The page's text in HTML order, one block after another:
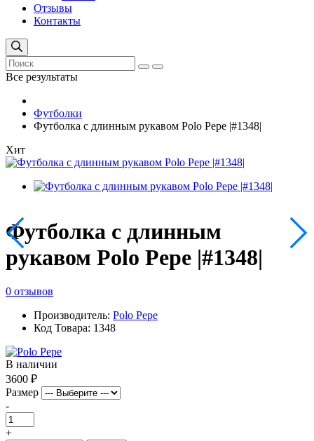
Отзывы
Контакты
Все результаты
Футболки
Футболка с длинным рукавом Polo Pepe |#1348|
Хит
Футболка с длинным
рукавом Polo Pepe |#1348|
0 отзывов
Производитель: Polo Pepe
Код Товара: 1348
В наличии
3600 ₽
Размер
-
+